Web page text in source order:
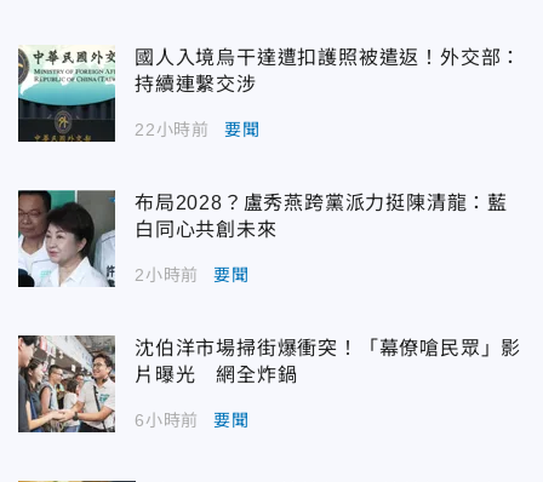
國人入境烏干達遭扣護照被遣返！外交部：
持續連繫交涉
22小時前 要聞
布局2028？盧秀燕跨黨派力挺陳清龍：藍
白同心共創未來
2小時前 要聞
沈伯洋市場掃街爆衝突！「幕僚嗆民眾」影
片曝光 網全炸鍋
6小時前 要聞